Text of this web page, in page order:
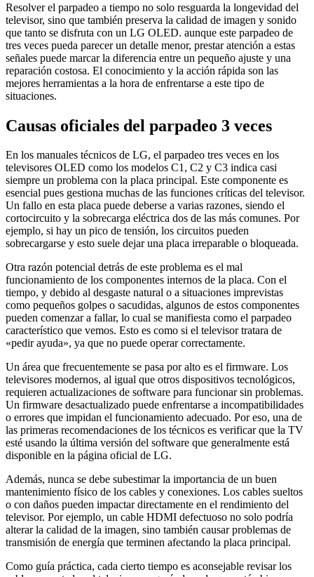
Resolver el parpadeo a tiempo no solo resguarda la longevidad del
televisor, sino que también preserva la calidad de imagen y sonido
que tanto se disfruta con un LG OLED. aunque este parpadeo de
tres veces pueda parecer un detalle menor, prestar atención a estas
señales puede marcar la diferencia entre un pequeño ajuste y una
reparación costosa. El conocimiento y la acción rápida son las
mejores herramientas a la hora de enfrentarse a este tipo de
situaciones.
Causas oficiales del parpadeo 3 veces
En los manuales técnicos de LG, el parpadeo tres veces en los
televisores OLED como los modelos C1, C2 y C3 indica casi
siempre un problema con la placa principal. Este componente es
esencial pues gestiona muchas de las funciones críticas del televisor.
Un fallo en esta placa puede deberse a varias razones, siendo el
cortocircuito y la sobrecarga eléctrica dos de las más comunes. Por
ejemplo, si hay un pico de tensión, los circuitos pueden
sobrecargarse y esto suele dejar una placa irreparable o bloqueada.
Otra razón potencial detrás de este problema es el mal
funcionamiento de los componentes internos de la placa. Con el
tiempo, y debido al desgaste natural o a situaciones imprevistas
como pequeños golpes o sacudidas, algunos de estos componentes
pueden comenzar a fallar, lo cual se manifiesta como el parpadeo
característico que vemos. Esto es como si el televisor tratara de
«pedir ayuda», ya que no puede operar correctamente.
Un área que frecuentemente se pasa por alto es el firmware. Los
televisores modernos, al igual que otros dispositivos tecnológicos,
requieren actualizaciones de software para funcionar sin problemas.
Un firmware desactualizado puede enfrentarse a incompatibilidades
o errores que impidan el funcionamiento adecuado. Por eso, una de
las primeras recomendaciones de los técnicos es verificar que la TV
esté usando la última versión del software que generalmente está
disponible en la página oficial de LG.
Además, nunca se debe subestimar la importancia de un buen
mantenimiento físico de los cables y conexiones. Los cables sueltos
o con daños pueden impactar directamente en el rendimiento del
televisor. Por ejemplo, un cable HDMI defectuoso no solo podría
alterar la calidad de la imagen, sino también causar problemas de
transmisión de energía que terminen afectando la placa principal.
Como guía práctica, cada cierto tiempo es aconsejable revisar los